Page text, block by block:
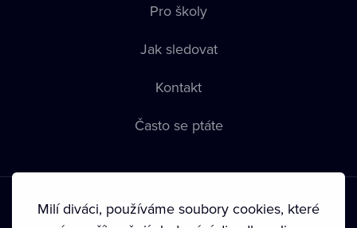
Pro školy
Jak sledovat
Kontakt
Často se ptáte
Milí diváci, používáme soubory cookies, které